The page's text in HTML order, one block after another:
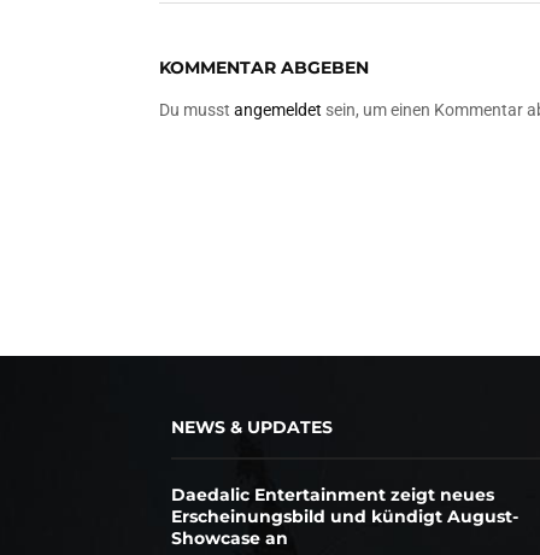
KOMMENTAR ABGEBEN
Du musst angemeldet sein, um einen Kommentar
NEWS & UPDATES
Daedalic Entertainment zeigt neues
Erscheinungsbild und kündigt August-
Showcase an